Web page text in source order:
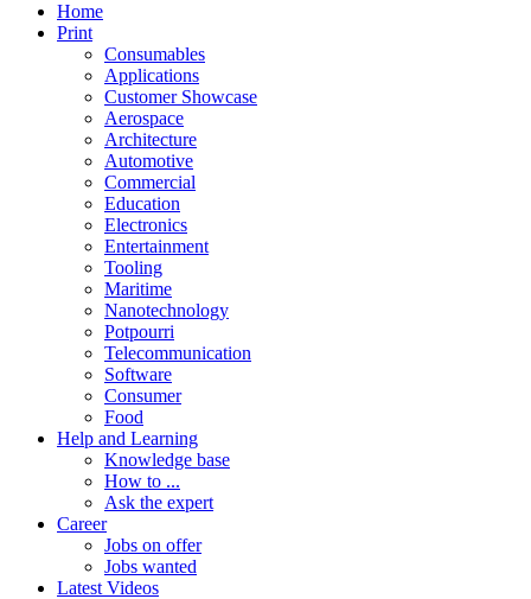
Home
Print
Consumables
Applications
Customer Showcase
Aerospace
Architecture
Automotive
Commercial
Education
Electronics
Entertainment
Tooling
Maritime
Nanotechnology
Potpourri
Telecommunication
Software
Consumer
Food
Help and Learning
Knowledge base
How to ...
Ask the expert
Career
Jobs on offer
Jobs wanted
Latest Videos